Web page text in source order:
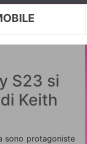
S23 si
Keith
sono protagoniste